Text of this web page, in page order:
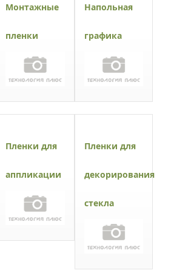
Монтажные
пленки
Напольная
графика
Пленки для
аппликации
Пленки для
декорирования
стекла